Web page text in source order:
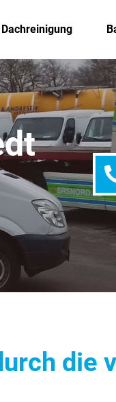
Dachreinigung
die